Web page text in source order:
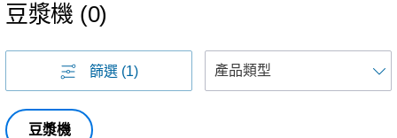
豆漿機 (0)
篩選 (1)
豆漿機